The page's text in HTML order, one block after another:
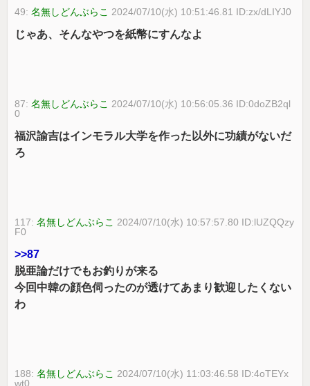
49:名無しどんぶらこ 2024/07/10(水) 10:51:46.81 ID:zx/dLIYJ0
じゃあ、そんなやつを紙幣にすんなよ
87:名無しどんぶらこ 2024/07/10(水) 10:56:05.36 ID:0doZB2ql
0
福沢諭吉はインモラル大学を作った以外に功績がないだ
ろ
117:名無しどんぶらこ 2024/07/10(水) 10:57:57.80 ID:lUZQQzy
F0
>>87
脱亜論だけでもお釣りが来る
今回中韓の顔色伺ったのが透けてあまり歓迎したくない
わ
188:名無しどんぶらこ 2024/07/10(水) 11:03:46.58 ID:4oTEYx
wt0